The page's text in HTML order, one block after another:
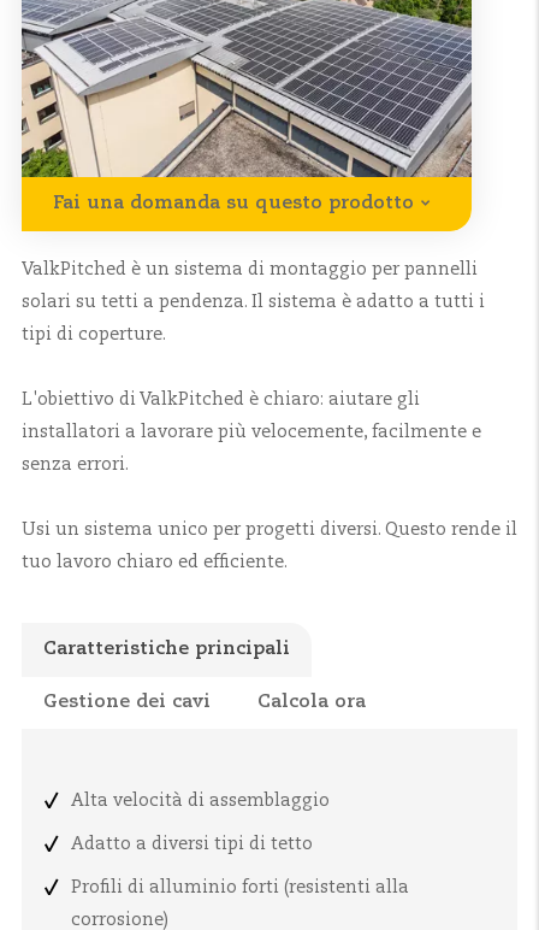
Fai una domanda su questo prodotto
ValkPitched è un sistema di montaggio per pannelli
solari su tetti a pendenza. Il sistema è adatto a tutti i
tipi di coperture.
L'obiettivo di ValkPitched è chiaro: aiutare gli
installatori a lavorare più velocemente, facilmente e
senza errori.
Usi un sistema unico per progetti diversi. Questo rende il
tuo lavoro chiaro ed efficiente.
Caratteristiche principali
Gestione dei cavi Calcola ora
Alta velocità di assemblaggio
Adatto a diversi tipi di tetto
Profili di alluminio forti (resistenti alla
corrosione)